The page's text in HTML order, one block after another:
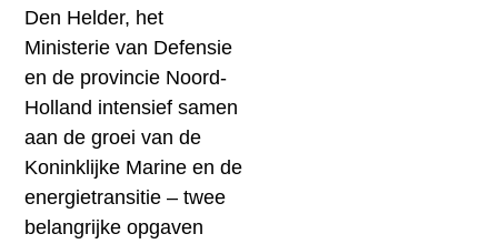
Den Helder, het
Ministerie van Defensie
en de provincie Noord-
Holland intensief samen
aan de groei van de
Koninklijke Marine en de
energietransitie – twee
belangrijke opgaven